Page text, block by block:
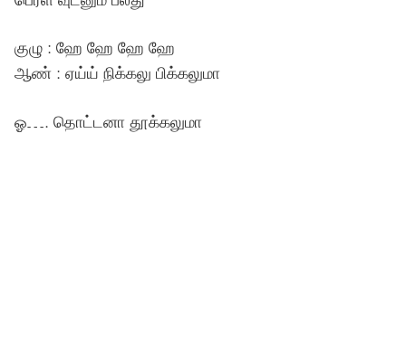
குழு : ஹே ஹே ஹே ஹே
ஆண் : ஏய்ய் நிக்கலு பிக்கலுமா
ஓ…. தொட்டனா தூக்கலுமா